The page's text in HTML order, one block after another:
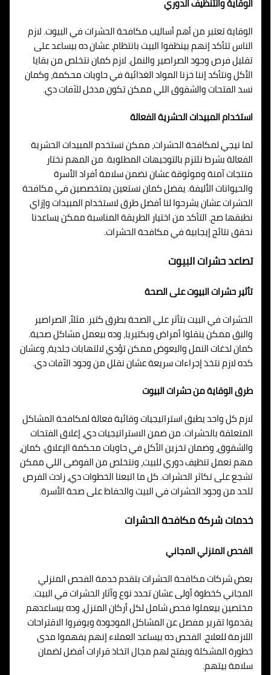
الوقاية والتنظيف الدوري
الوقاية تعتبر من أهم أساليب مكافحة الحشرات في البيوت. لازم
الناس تتأكد إنهم بينظفوا البيت بانتظام، عشان ده بيساعد على
تقليل فرص وجود الصراصير والنمل. لازم كمان نتخلص من بقايا
الأكل ونتأكد إننا خزنا المواد الغذائية في حاويات محكمة، وكمان
نسد الفتحات والشقوق اللي ممكن تكون مدخل للآفات دي.
استخدام المبيدات الحشرية الفعالة
لما نيجي لمكافحة الحشرات، ممكن نستخدم المبيدات الحشرية
الفعالة بشرط نلتزم بالتوجيهات المطلوبة. من المهم نختار
منتجات آمنة وموثوقة عشان نضمن سلامة أفراد الأسرة
والحيوانات الأليفة. يفضل كمان نستعين بمتخصصين في مكافحة
الحشرات عشان يشرحوا لنا أفضل طرق لاستخدام المبيدات وإزاي
نطبقها صح. التأكد من اختيار الطريقة المناسبة ممكن يساعدنا
نحقق نتائج إيجابية في مكافحة الحشرات.
تصاعد حشرات البيوت
تأثير حشرات البيوت على الصحة
الحشرات في البيت بتأثر على الصحة بطرق كتير. مثلاً، الصراصير
والبق ممكن ينقلوا أمراض وبكتيريا، وده بيعمل مشاكل صحية.
كمان لدغات النمل والبعوض ممكن تؤدي لالتهابات جلدية، وعشان
كده لازم نتخذ إجراءات سريعة عشان نقلل من وجود الآفات دي.
طرق الوقاية من حشرات البيوت
لازم كل واحد يطبق استراتيجيات وقائية فعالة لمكافحة المشاكل
المتعلقة بالحشرات. من ضمن الاستراتيجيات دي، إغلاق الفتحات
والشقوق، وضمان تخزين الأكل في حاويات محكمة الإغلاق. كمان،
مهم نعمل تنظيف دوري للبيت، ونتخلص من الفوضى اللي ممكن
تشجع على تكاثر الحشرات. كل ما اتبعنا الخطوات دي، زادت الفرص
للحد من وجود الحشرات في البيت والحفاظ على صحة الأسرة.
خدمات شركة مكافحة الحشرات
الفحص المنزلي المجاني
بعض شركات مكافحة الحشرات بتقدم خدمة الفحص المنزلي
المجاني كخطوة أولى عشان تحدد نوع وآثار الحشرات في البيت.
مختصين بيعملوا فحص شامل لكل أركان المنزل، وده بيساعدهم
يقدموا تقرير مفصل عن المشاكل الموجودة ويوفروا الاقتراحات
اللازمة للعلاج. الفحص ده بيساعد العملاء إنهم يفهموا مدى
خطورة المشكلة ويفتح لهم مجال اتخاذ قرارات أفضل لضمان
سلامة بيتهم.